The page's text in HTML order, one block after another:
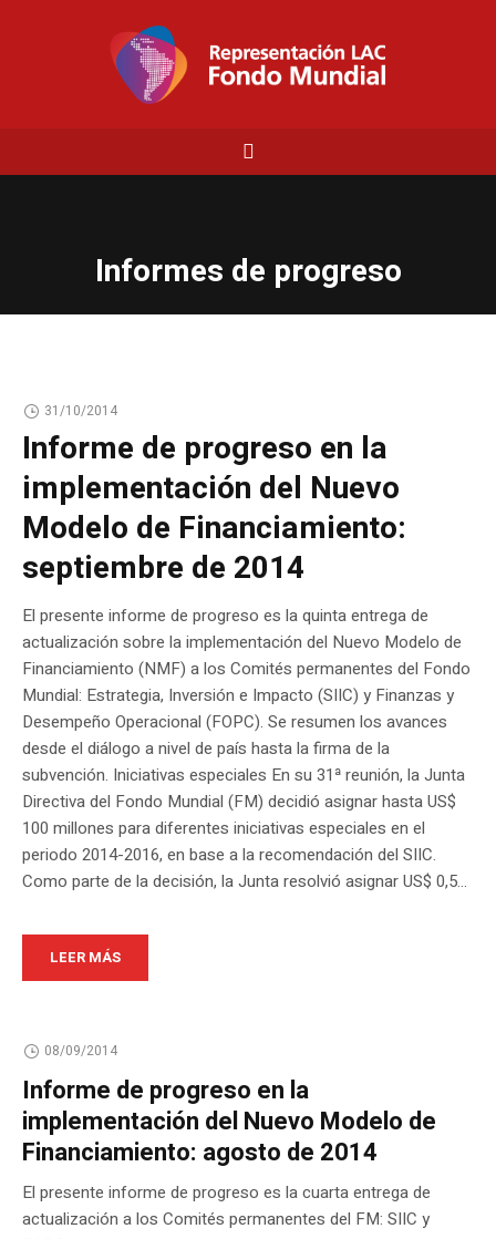
Informes de progreso
31/10/2014
Informe de progreso en la
implementación del Nuevo
Modelo de Financiamiento:
septiembre de 2014
El presente informe de progreso es la quinta entrega de
actualización sobre la implementación del Nuevo Modelo de
Financiamiento (NMF) a los Comités permanentes del Fondo
Mundial: Estrategia, Inversión e Impacto (SIIC) y Finanzas y
Desempeño Operacional (FOPC). Se resumen los avances
desde el diálogo a nivel de país hasta la firma de la
subvención. Iniciativas especiales En su 31ª reunión, la Junta
Directiva del Fondo Mundial (FM) decidió asignar hasta US$
100 millones para diferentes iniciativas especiales en el
periodo 2014-2016, en base a la recomendación del SIIC.
Como parte de la decisión, la Junta resolvió asignar US$ 0,5...
LEER MÁS
08/09/2014
Informe de progreso en la
implementación del Nuevo Modelo de
Financiamiento: agosto de 2014
El presente informe de progreso es la cuarta entrega de
actualización a los Comités permanentes del FM: SIIC y